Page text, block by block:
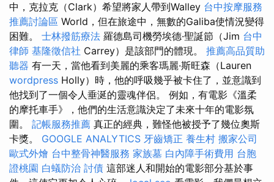
中，克拉克（Clark）希望將家人帶到Walley 台中按摩服務
推薦討論區 World，但在旅途中，無數的Galiba使情況變得
困難。 士林撥筋療法 羅德島司機勞埃德·聖誕節（Jim 台中
律師 基隆徵信社 Carrey）是該部門的體現。 推薦高品質助
聽器 有一天，當他看到美麗的乘客瑪麗·斯旺森（Lauren
wordpress Holly）時，他的呼吸幾乎被卡住了，並意識到
他找到了一個令人垂涎的靈魂伴侶。 例如，有電影《溫柔
的摩托車手》，他們的生活意識決定了未來十年的電影氛
圍。 記帳服務推薦 真正的經典，難怪他被授予了幾位奧斯
卡獎。 GOOGLE ANALYTICS 牙齒矯正 養生村 搬家公司
歐式外燴 台中整骨神醫服務 家族墓 白內障手術費用 台胞
證桃園 白蟻防治 討債 這部迷人和開始的電影部分基於事